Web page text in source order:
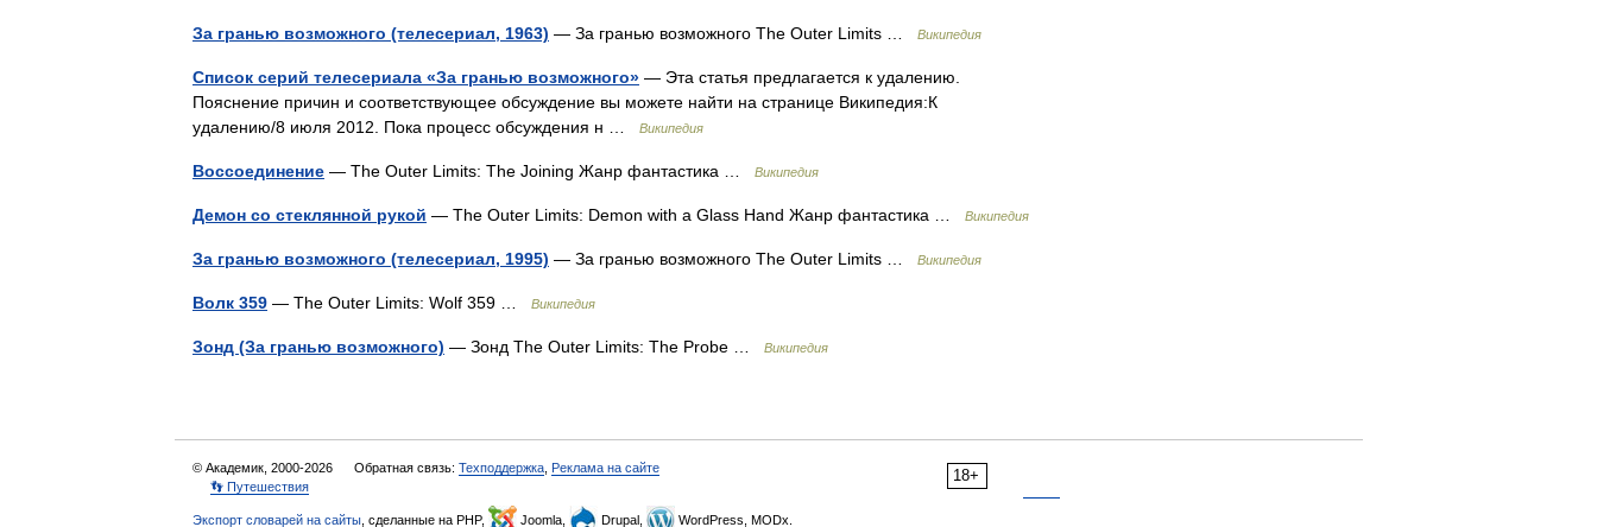
За гранью возможного (телесериал, 1963) — За гранью возможного The Outer Limits … Википедия
Список серий телесериала «За гранью возможного» — Эта статья предлагается к удалению.
Пояснение причин и соответствующее обсуждение вы можете найти на странице Википедия:К
удалению/8 июля 2012. Пока процесс обсуждения н …
Википедия
Воссоединение — The Outer Limits: The Joining Жанр фантастика … Википедия
Демон со стеклянной рукой — The Outer Limits: Demon with a Glass Hand Жанр фантастика … Википедия
За гранью возможного (телесериал, 1995) — За гранью возможного The Outer Limits … Википедия
Волк 359 — The Outer Limits: Wolf 359 … Википедия
Зонд (За гранью возможного) — Зонд The Outer Limits: The Probe … Википедия
18+
© Академик, 2000-2026 Обратная связь: Техподдержка Реклама на сайте
👣 Путешествия
Экспорт словарей на сайты , сделанные на PHP, Joomla, Drupal, WordPress, MODx.